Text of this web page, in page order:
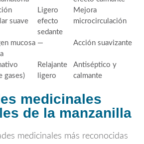
suave
Ligero
efecto
sedante
Mejora
microcirculación
mucosa — Acción suavizante
gases)
Relajante
ligero
Antiséptico y
calmante
medicinales
de la manzanilla
medicinales más reconocidas